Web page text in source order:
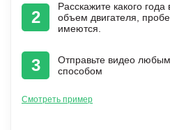
2
Расскажите какого
объем двигателя,
имеются.
3
Отправьте видео
способом
Смотреть пример